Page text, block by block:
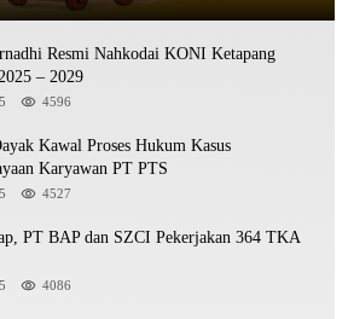
Resmi Nahkodai KONI Ketapang
– 2029
4596
Kawal Proses Hukum Kasus
Karyawan PT PTS
4527
PT BAP dan SZCI Pekerjakan 364 TKA
4086